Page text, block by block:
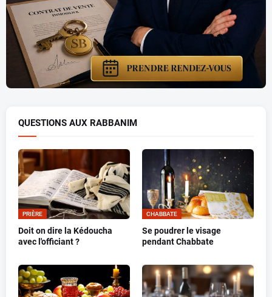
QUESTIONS AUX RABBANIM
PRIÈRE
Doit on dire la Kédoucha
avec l'officiant ?
CHABBATE
Se poudrer le visage
pendant Chabbate